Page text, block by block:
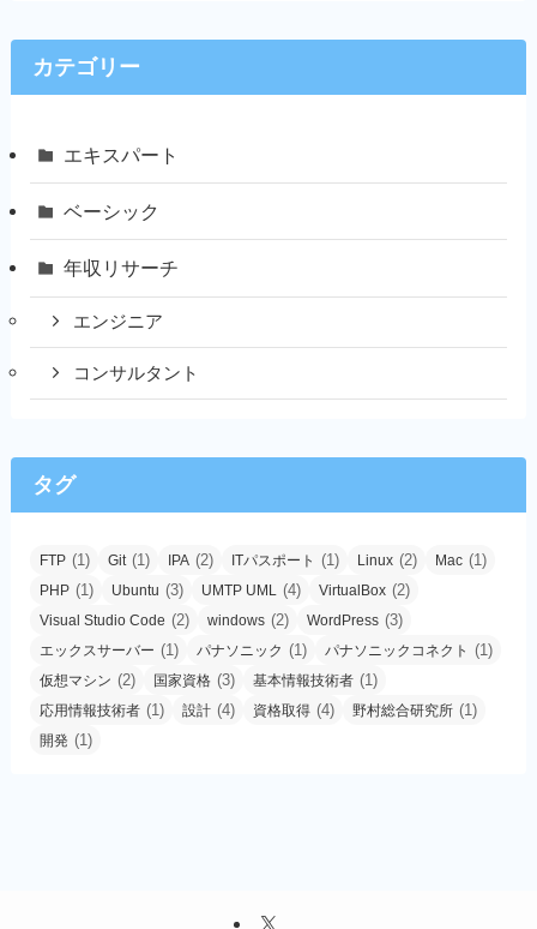
カテゴリー
エキスパート
ベーシック
年収リサーチ
エンジニア
コンサルタント
タグ
FTP (1) Git(1) IPA (2) ITパスポート (1) Linux (2) Mac (1)
PHP (1) Ubuntu (3) UMTP UML (4) VirtualBox (2)
Visual Studio Code (2) windows (2) WordPress (3)
エックスサーバー (1) パナソニック (1) パナソニックコネクト (1)
仮想マシン (2) 国家資格 (3) 基本情報技術者 (1)
応用情報技術者 (1) 設計 (4) 資格取得 (4) 野村総合研究所 (1)
開発 (1)